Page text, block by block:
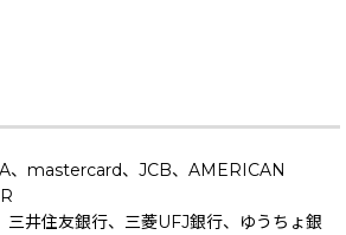
、mastercard、JCB、AMERICAN
三井住友銀行、三菱UFJ銀行、ゆうちょ銀